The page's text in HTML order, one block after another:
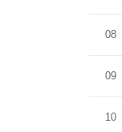
08
09
10